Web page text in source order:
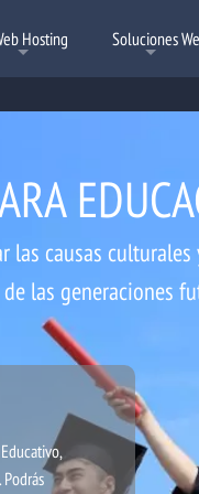
Transfiere
Hosting Soluciones
causas culturales
las generaciones